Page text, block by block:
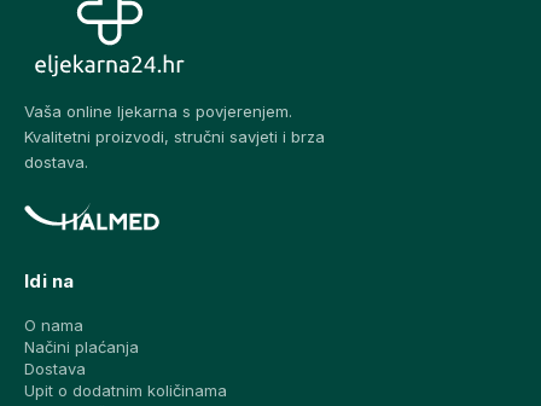
Vaša online ljekarna s povjerenjem.
Kvalitetni proizvodi, stručni savjeti i brza
dostava.
Idi na
O nama
Načini plaćanja
Dostava
Upit o dodatnim količinama